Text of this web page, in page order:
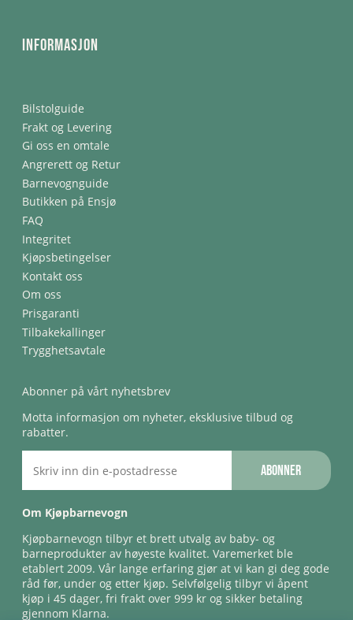
Informasjon
Bilstolguide
Frakt og Levering
Gi oss en omtale
Angrerett og Retur
Barnevognguide
Butikken på Ensjø
FAQ
Integritet
Kjøpsbetingelser
Kontakt oss
Om oss
Prisgaranti
Tilbakekallinger
Trygghetsavtale
Abonner på vårt nyhetsbrev
Motta informasjon om nyheter, eksklusive tilbud og
rabatter.
Abonner
Om Kjøpbarnevogn
Kjøpbarnevogn tilbyr et brett utvalg av baby- og
barneprodukter av høyeste kvalitet. Varemerket ble
etablert 2009. Vår lange erfaring gjør at vi kan gi deg gode
råd før, under og etter kjøp. Selvfølgelig tilbyr vi åpent
kjøp i 45 dager, fri frakt over 999 kr og sikker betaling
gjennom Klarna.